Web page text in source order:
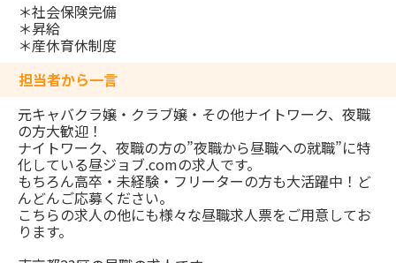
＊社会保険完備
＊昇給
＊産休育休制度
担当者から一言
元キャバクラ嬢・クラブ嬢・その他ナイトワーク、夜職
の方大歓迎！
ナイトワーク、夜職の方の”夜職から昼職への就職”に特
化している昼ジョブ.comの求人です。
もちろん高卒・未経験・フリーターの方も大活躍中！ど
んどんご応募ください。
こちらの求人の他にも様々な昼職求人票をご用意してお
ります。